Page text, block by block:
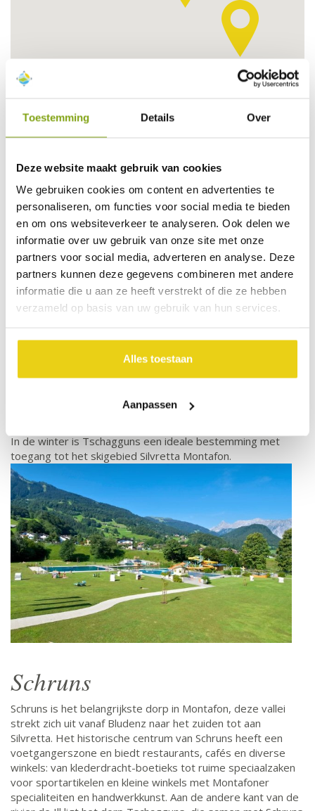
Toestemming Details Over
Deze website maakt gebruik van cookies
We gebruiken cookies om content en advertenties te
personaliseren, om functies voor social media te bieden
en om ons websiteverkeer te analyseren. Ook delen we
informatie over uw gebruik van onze site met onze
partners voor social media, adverteren en analyse. Deze
partners kunnen deze gegevens combineren met andere
informatie die u aan ze heeft verstrekt of die ze hebben
verzameld op basis van uw gebruik van hun services.
Alles toestaan
Aanpassen
Informatie over de omgeving
Tschagguns
Tschagguns is een mooi dorpje in Montafon, de meest
zuidelijke vallei in de provincie Vorarlberg. Het dorp ligt aan
Schruns, deze twee dorpen worden vaak in één adem
genoemd: Schruns-Tschagunns. Het aangename dorp heeft
een klein centrum met enkele winkels. De parochiekerk uit de
15e eeuw bevat stijlelementen uit de gotiek, barok en
sportievelingen. Langs de rivier ligt Aktivpark Montafon met
In de winter is Tschagguns een ideale bestemming met
toegang tot het skigebied Silvretta Montafon.
Schruns
Schruns is het belangrijkste dorp in Montafon, deze vallei
strekt zich uit vanaf Bludenz naar het zuiden tot aan
Silvretta. Het historische centrum van Schruns heeft een
voetgangerszone en biedt restaurants, cafés en diverse
winkels: van klederdracht-boetieks tot ruime speciaalzaken
voor sportartikelen en kleine winkels met Montafoner
specialiteiten en handwerkkunst. Aan de andere kant van de